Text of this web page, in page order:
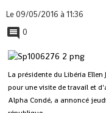
Le 09/05/2016 à 11:36
0
La présidente du Libéria
pour une visite de travail et
Alpha Condé, a annoncé